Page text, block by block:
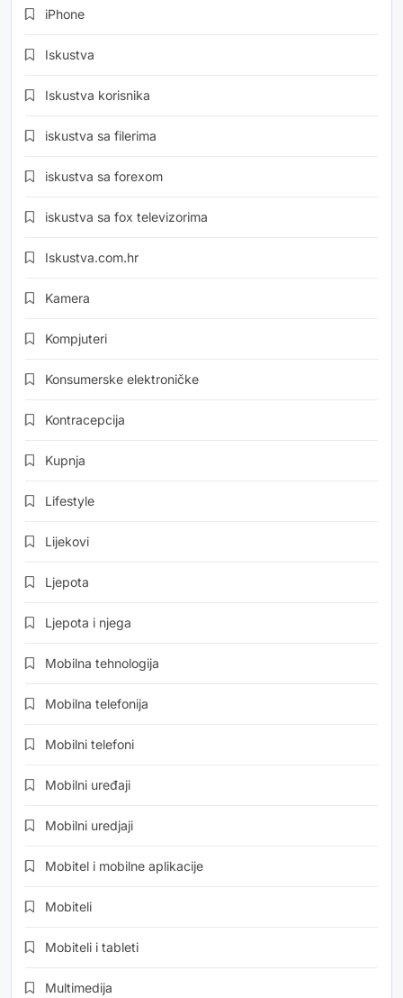
iPhone
Iskustva
Iskustva korisnika
iskustva sa filerima
iskustva sa forexom
iskustva sa fox televizorima
Iskustva.com.hr
Kamera
Kompjuteri
Konsumerske elektroničke
Kontracepcija
Kupnja
Lifestyle
Lijekovi
Ljepota
Ljepota i njega
Mobilna tehnologija
Mobilna telefonija
Mobilni telefoni
Mobilni uređaji
Mobilni uredjaji
Mobitel i mobilne aplikacije
Mobiteli
Mobiteli i tableti
Multimedija